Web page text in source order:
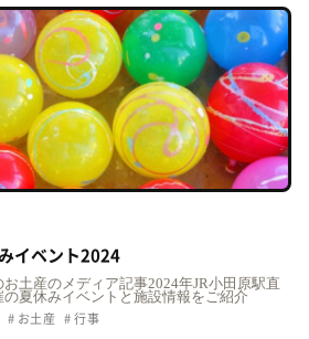
イベント2024
土産のメディア記事2024年JR小田原駅直
夏休みイベントと施設情報をご紹介
お土産 行事